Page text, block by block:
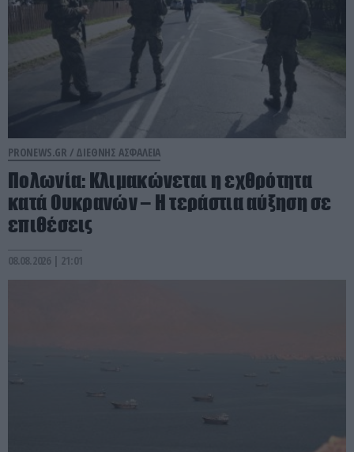
PRONEWS.GR / ΔΙΕΘΝΗΣ ΑΣΦΑΛΕΙΑ
Πολωνία: Κλιμακώνεται η εχθρότητα
κατά Ουκρανών – Η τεράστια αύξηση σε
επιθέσεις
08.08.2026 | 21:01